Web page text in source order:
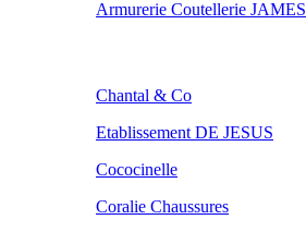
Armurerie Coutellerie JAMES
Chantal & Co
Etablissement DE JESUS
Cococinelle
Coralie Chaussures